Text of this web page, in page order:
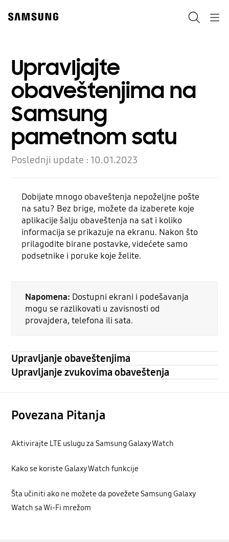
content
Upravljajte
obaveštenjima na
Samsung
pametnom satu
Poslednji update : 10.01.2023
Dobijate mnogo obaveštenja nepoželjne pošte
na satu? Bez brige, možete da izaberete koje
aplikacije šalju obaveštenja na sat i koliko
informacija se prikazuje na ekranu. Nakon što
prilagodite birane postavke, videćete samo
podsetnike i poruke koje želite.
Napomena: Dostupni ekrani i podešavanja
mogu se razlikovati u zavisnosti od
provajdera, telefona ili sata.
Upravljanje obaveštenjima
Upravljanje zvukovima obaveštenja
Povezana Pitanja
Aktivirajte LTE uslugu za Samsung Galaxy Watch
Kako se koriste Galaxy Watch funkcije
Šta učiniti ako ne možete da povežete Samsung Galaxy
Watch sa Wi-Fi mrežom